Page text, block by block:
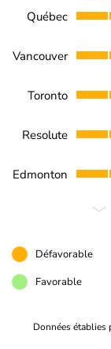
Québec
Vancouver
Toronto
Resolute
Edmonton
Défavorable
Favorable
Données établies